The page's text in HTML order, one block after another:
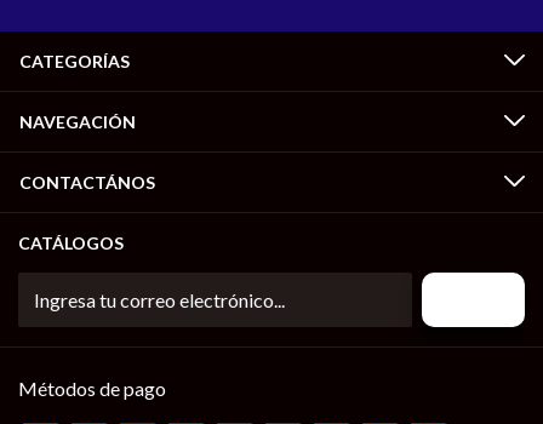
CATEGORÍAS
NAVEGACIÓN
CONTACTÁNOS
CATÁLOGOS
Métodos de pago